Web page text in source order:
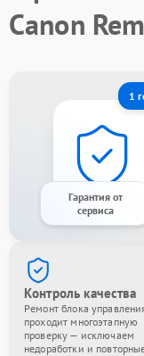
Canon
1
Гарантия от
сервиса
Контроль качества
Ремонт блока
проходит многоэтапную
проверку — исключаем
недоработки и